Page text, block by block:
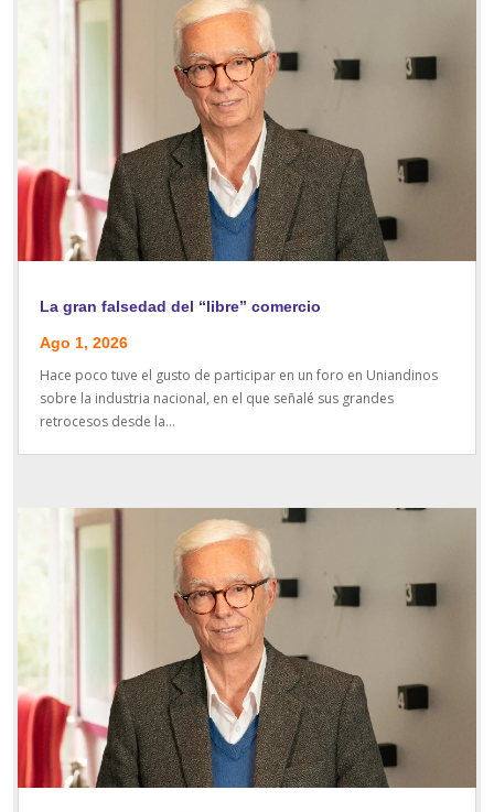
La gran falsedad del “libre” comercio
Ago 1, 2026
Hace poco tuve el gusto de participar en un foro en Uniandinos
sobre la industria nacional, en el que señalé sus grandes
retrocesos desde la...